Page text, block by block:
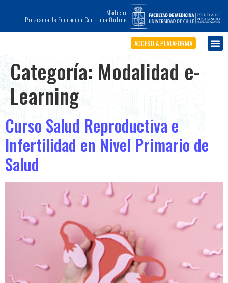
Médichi
Programa de Educación Continua Online
ACCESO A PLATAFORMA
Categoría: Modalidad e-
Learning
Curso Salud Reproductiva e
Infertilidad en Nivel Primario de
Salud